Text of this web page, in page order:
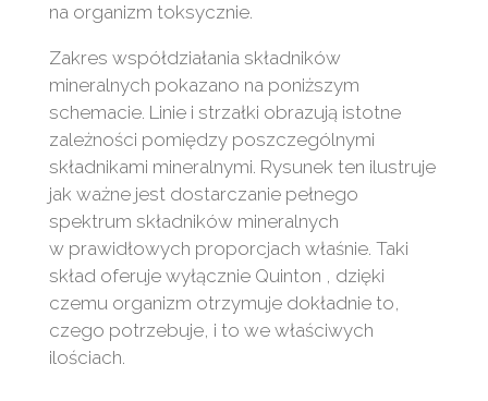
na organizm toksycznie.
Zakres współdziałania składników
mineralnych pokazano na poniższym
schemacie. Linie i strzałki obrazują istotne
zależności pomiędzy poszczególnymi
składnikami mineralnymi. Rysunek ten ilustruje
jak ważne jest dostarczanie pełnego
spektrum składników mineralnych
w prawidłowych proporcjach właśnie. Taki
skład oferuje wyłącznie Quinton , dzięki
czemu organizm otrzymuje dokładnie to,
czego potrzebuje, i to we właściwych
ilościach.